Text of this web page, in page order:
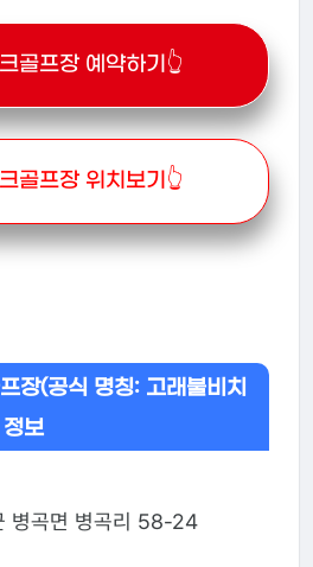
골프장 예약하기👆
골프장 위치보기👆
장(공식 명칭: 고래불비치
보
병곡면 병곡리 58-24